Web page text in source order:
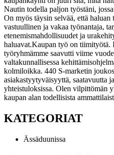
Nautin todella paljon työstäni,
On myös täysin selvää, että haluan
vastuullinen ja vakaa työnantaja,
etenemismahdollisuudet ja
haluavat.Kaupan työ on tiimityötä.
työryhmämme saavutti viime
valtakunnallisessa
kolmiloikka. 440 S-marketin
asiakastyytyväisyyttä, saatavuutta
yhteistuloksissa. Olen vilpittömän
kaupan alan todellisista
KATEGORIAT
Ässäduunissa